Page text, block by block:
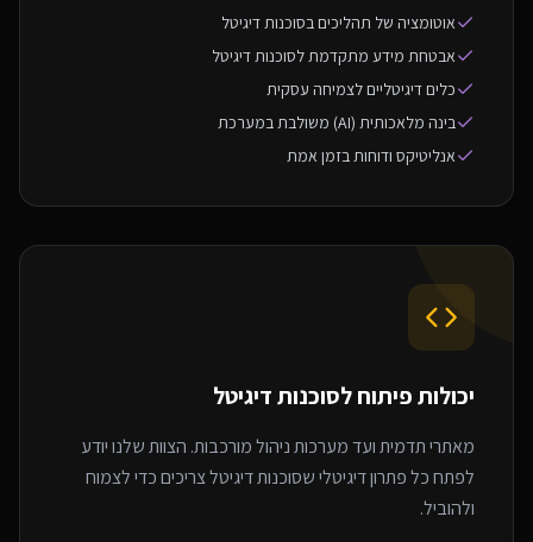
אוטומציה של תהליכים בסוכנות דיגיטל
אבטחת מידע מתקדמת לסוכנות דיגיטל
כלים דיגיטליים לצמיחה עסקית
בינה מלאכותית (AI) משולבת במערכת
אנליטיקס ודוחות בזמן אמת
יכולות פיתוח לסוכנות דיגיטל
מאתרי תדמית ועד מערכות ניהול מורכבות. הצוות שלנו יודע
לפתח כל פתרון דיגיטלי שסוכנות דיגיטל צריכים כדי לצמוח
ולהוביל.